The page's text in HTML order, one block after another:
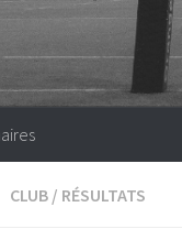
CLUB / RÉSULTATS